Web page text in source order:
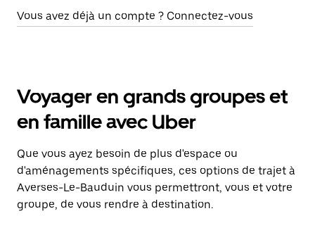
Vous avez déjà un compte ? Connectez-vous
Voyager en grands groupes et
en famille avec Uber
Que vous ayez besoin de plus d'espace ou
d'aménagements spécifiques, ces options de trajet à
Averses-Le-Bauduin vous permettront, vous et votre
groupe, de vous rendre à destination.